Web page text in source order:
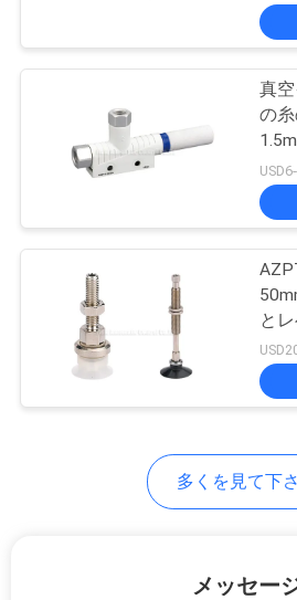
図
PRIVACY
POLICY
空気の空気
ダー
空気源の処
真
の
サ
と
ッ
多くを見て下
メッセー